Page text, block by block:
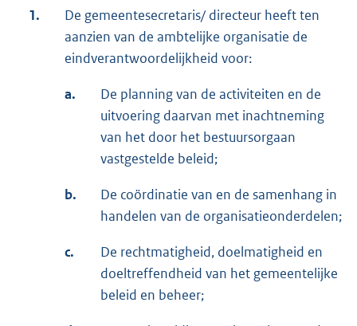
1.
De gemeentesecretaris/ directeur heeft ten
aanzien van de ambtelijke organisatie de
eindverantwoordelijkheid voor:
a.
De planning van de activiteiten en de
uitvoering daarvan met inachtneming
van het door het bestuursorgaan
vastgestelde beleid;
b.
De coördinatie van en de samenhang in
handelen van de organisatieonderdelen;
c.
De rechtmatigheid, doelmatigheid en
doeltreffendheid van het gemeentelijke
beleid en beheer;